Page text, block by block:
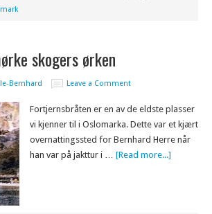
skogers ørken
Bernhard Leave a Comment
Fortjernsbråten er en av de eldste plasser
vi kjenner til i Oslomarka. Dette var et kjært
overnattingssted for Bernhard Herre når
han var på jakttur i … [Read more...]